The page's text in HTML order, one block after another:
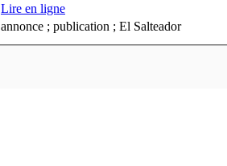
Lire en ligne
annonce ; publication ; El Salteador